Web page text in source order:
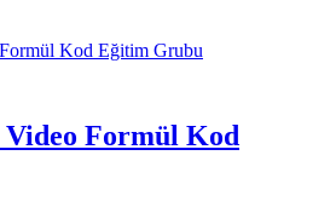
Formül Kod